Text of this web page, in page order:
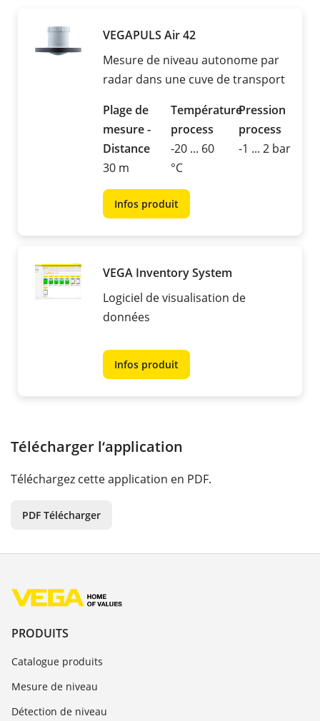
VEGAPULS Air 42
Mesure de niveau autonome par
radar dans une cuve de transport
Plage de
mesure -
Distance
30 m
Température
process
-20 ... 60
°C
Pression
process
-1 ... 2 bar
Infos produit
VEGA Inventory System
Logiciel de visualisation de
données
Infos produit
Télécharger l‘application
Téléchargez cette application en PDF.
PDF Télécharger
PRODUITS
Catalogue produits
Mesure de niveau
Détection de niveau